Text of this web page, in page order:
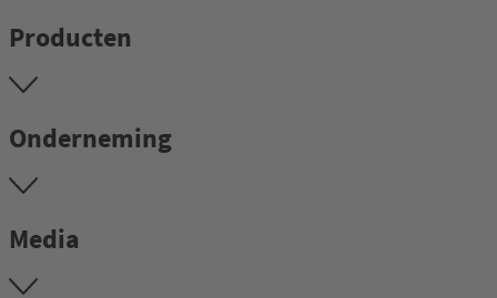
Producten
Onderneming
Media